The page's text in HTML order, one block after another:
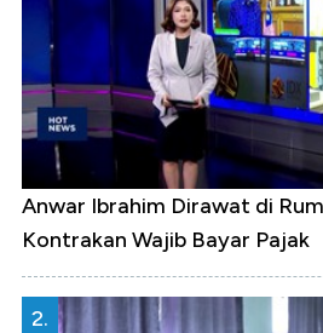
Anwar Ibrahim Dirawat di
Kontrakan Wajib Bayar Pajak
2.